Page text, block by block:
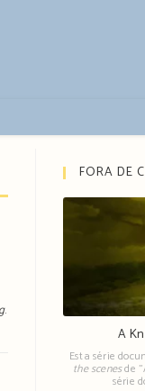
.
FORA DE
A
Esta série
the scenesde
série